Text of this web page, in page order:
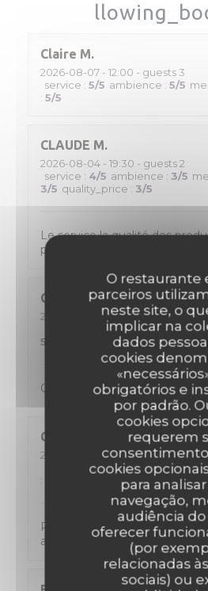
O restaurante
parceiros
neste site, o
implicar na
dados
cookies
obrigatórios e
por padrão.
cookies
requerem
cookies
para
navegação,
audiência do
oferecer
(por
relacionadas
sociais) ou
Claire M
2026-08-07 - 12:00 - guests 3
service : 5/5 ambience : 5/5
: 5/5
CLAUDE M
2026-08-04 - 19:30 - guests 2
service : 4/5 ambience : 3/5
3/5 quality_price : 3/5
Le service la qualité des
peut être trop riche
Cyril
2026-08-04
- 20:00 - guests 2
ambience :5/5
5
quality_price:4/5
Cuisine excellente Menu
CYRIL
2026-08-02
- 12:00 - guests 2
5/5 ambience:5/5
:
Personnel tres accueillant, de
avec une cuisine formidable !